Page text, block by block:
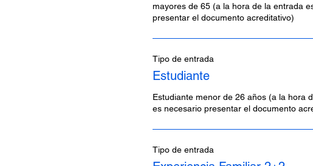
mayores de 65 (a la hora de la entrada
presentar el documento acreditativo)
Tipo de entrada
Estudiante
Estudiante menor de 26 años (a la hora
es necesario presentar el documento
Tipo de entrada